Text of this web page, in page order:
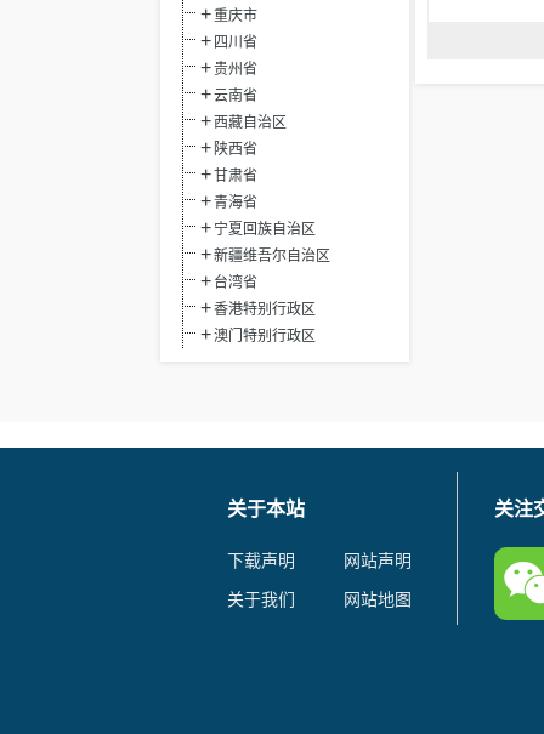
重庆市
四川省
贵州省
云南省
西藏自治区
陕西省
甘肃省
青海省
宁夏回族自治区
新疆维吾尔自治区
台湾省
香港特别行政区
澳门特别行政区
关于本站
下载声明
网站声明
关于我们
网站地图
关注